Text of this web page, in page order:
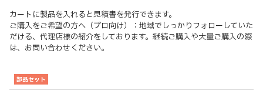
カートに製品を入れると見積書を発行できます。
ご購入をご希望の方へ（プロ向け）：地域でしっかりフォローしていた
だける、代理店様の紹介をしております。継続ご購入や大量ご購入の際
は、お問い合わせください。
部品セット